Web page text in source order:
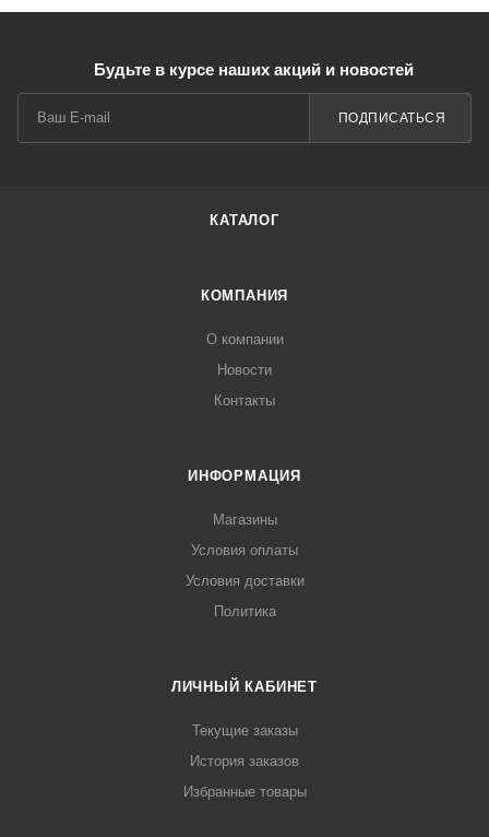
Будьте в курсе наших акций и новостей
ПОДПИСАТЬСЯ
КАТАЛОГ
КОМПАНИЯ
О компании
Новости
Контакты
ИНФОРМАЦИЯ
Магазины
Условия оплаты
Условия доставки
Политика
ЛИЧНЫЙ КАБИНЕТ
Текущие заказы
История заказов
Избранные товары